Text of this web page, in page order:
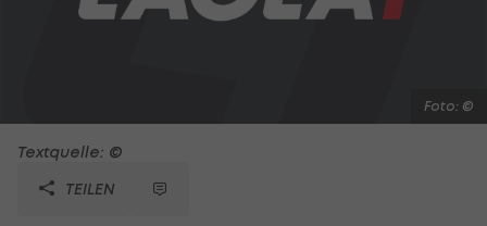
Foto: ©
Textquelle: ©
TEILEN